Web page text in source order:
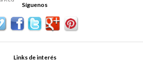
Síguenos
Links de interés